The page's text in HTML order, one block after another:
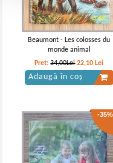
Beaumont - Les colosses du
monde animal
Pret:34,00Lei 22,10 Lei
Adaugă în coș
-35%